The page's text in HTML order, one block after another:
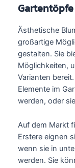
Gartentöpfe
Ästhetische
großartige
gestalten. Sie
Möglichkeiten,
Varianten
Elemente im
werden, oder
Auf dem Markt
Erstere eignen
wenn sie in
werden. Sie